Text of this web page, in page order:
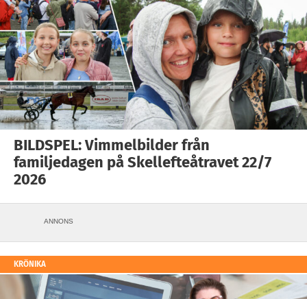
BILDSPEL: Vimmelbilder från
familjedagen på Skellefteåtravet 22/7
2026
ANNONS
KRÖNIKA